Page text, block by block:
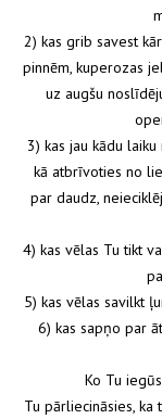
2) kas grib savest
pinnēm, kuperozas
uz augšu
3) kas jau kādu
kā atbrīvoties no
par daudz,
4) kas vēlas Tu tikt
5) kas vēlas savilkt
6) kas sapņo par
Ko Tu
Tu pārliecināsies,